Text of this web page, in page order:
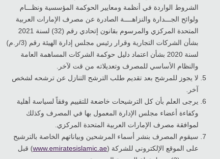
الشروط الواردة في أنظمة ومعايير الحوكمة المؤسسية ونظـــام
ولوائح الجـــدارة والنزاهــــة الصادرة عن مصرف الإمارات العربية
المتحدة المركزي والمرسوم بقانون إتحادي رقم (32) لسنة 2021
بشأن الشركات التجارية وقرار رئيس مجلس إدارة الهيئة رقم (3/ر.م)
لسنة 2020 بشأن اعتماد دليل حوكمة الشركات المساهمة العامة
والنظام الأساسي للمصرف وتعديلاته من قت لآخر.
لا يجوز للمرشح بعد تقديم طلب الترشح التنازل عن ترشحه لشخص
آخر.
يرجى العلم بأن كل الترشيحات خاضعة للتقييم وفقاً لسياسة أهلية
وكفاءة أعضاء مجلس الإدارة المعمول بها في المصرف وكذلك
لموافقة مصرف الإمارات العربية المتحدة المركزي.
سيقوم المصرف بنشر أسماء المرشحين وبياناتهم الخاصة بالترشيح
على الموقع الإلكتروني للشركة (www.emiratesislamic.ae) قبل